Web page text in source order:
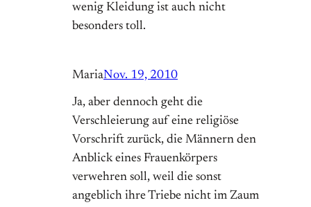
wenig Kleidung ist auch nicht
besonders toll.
MariaNov. 19, 2010
Ja, aber dennoch geht die
Verschleierung auf eine religiöse
Vorschrift zurück, die Männern den
Anblick eines Frauenkörpers
verwehren soll, weil die sonst
angeblich ihre Triebe nicht im Zaum